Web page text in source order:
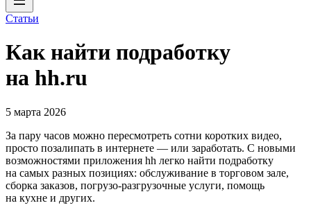
Статьи
Как найти подработку
на hh.ru
5 марта 2026
За пару часов можно пересмотреть сотни коротких видео,
просто позалипать в интернете — или заработать. С новыми
возможностями приложения hh легко найти подработку
на самых разных позициях: обслуживание в торговом зале,
сборка заказов, погрузо-разгрузочные услуги, помощь
на кухне и других.